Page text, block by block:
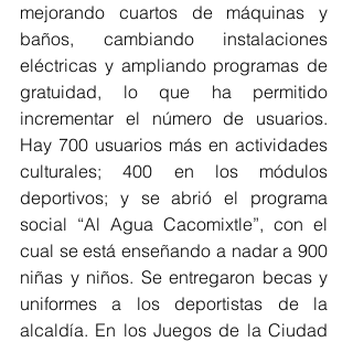
mejorando cuartos de máquinas y
baños, cambiando instalaciones
eléctricas y ampliando programas de
gratuidad, lo que ha permitido
incrementar el número de usuarios.
Hay 700 usuarios más en actividades
culturales; 400 en los módulos
deportivos; y se abrió el programa
social “Al Agua Cacomixtle”, con el
cual se está enseñando a nadar a 900
niñas y niños. Se entregaron becas y
uniformes a los deportistas de la
alcaldía. En los Juegos de la Ciudad